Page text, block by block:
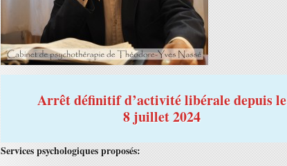
Arrêt définitif d’activité libérale depuis le
8 juillet 2024
Services psychologiques proposés: